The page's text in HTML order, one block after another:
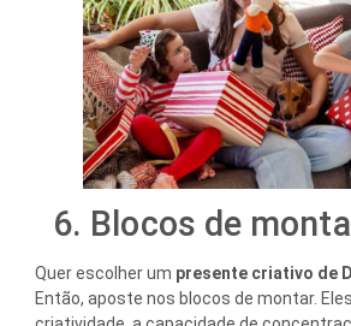
6. Blocos de
Quer escolher um presente criativo de
Então, aposte nos blocos de montar.